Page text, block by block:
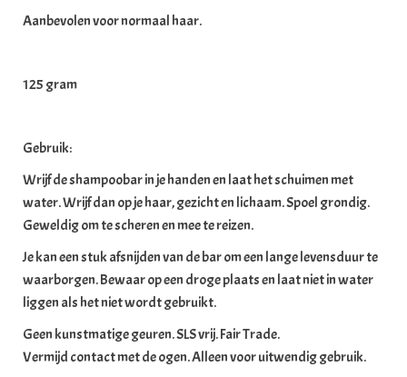
Aanbevolen voor normaal haar.
125 gram
Gebruik:
Wrijf de shampoobar in je handen en laat het schuimen met
water. Wrijf dan op je haar, gezicht en lichaam. Spoel grondig.
Geweldig om te scheren en mee te reizen.
Je kan een stuk afsnijden van de bar om een ​​lange levensduur te
waarborgen. Bewaar op een droge plaats en laat niet in water
liggen als het niet wordt gebruikt.
Geen kunstmatige geuren. SLS vrij. Fair Trade.
Vermijd contact met de ogen. Alleen voor uitwendig gebruik.